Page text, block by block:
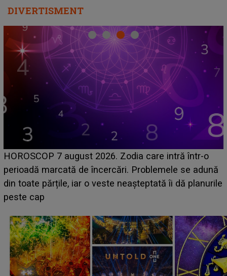
DIVERTISMENT
HOROSCOP 7 august 2026. Zodia care intră într-o
perioadă marcată de încercări. Problemele se adună
din toate părțile, iar o veste neașteptată îi dă planurile
peste cap